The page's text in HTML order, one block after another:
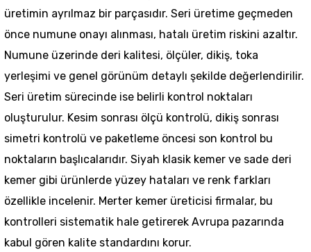
üretimin ayrılmaz bir parçasıdır. Seri üretime geçmeden
önce numune onayı alınması, hatalı üretim riskini azaltır.
Numune üzerinde deri kalitesi, ölçüler, dikiş, toka
yerleşimi ve genel görünüm detaylı şekilde değerlendirilir.
Seri üretim sürecinde ise belirli kontrol noktaları
oluşturulur. Kesim sonrası ölçü kontrolü, dikiş sonrası
simetri kontrolü ve paketleme öncesi son kontrol bu
noktaların başlıcalarıdır. Siyah klasik kemer ve sade deri
kemer gibi ürünlerde yüzey hataları ve renk farkları
özellikle incelenir. Merter kemer üreticisi firmalar, bu
kontrolleri sistematik hale getirerek Avrupa pazarında
kabul gören kalite standardını korur.